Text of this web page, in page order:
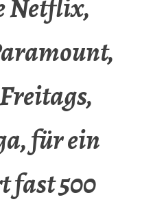
Netflix,
für ein
fast 500